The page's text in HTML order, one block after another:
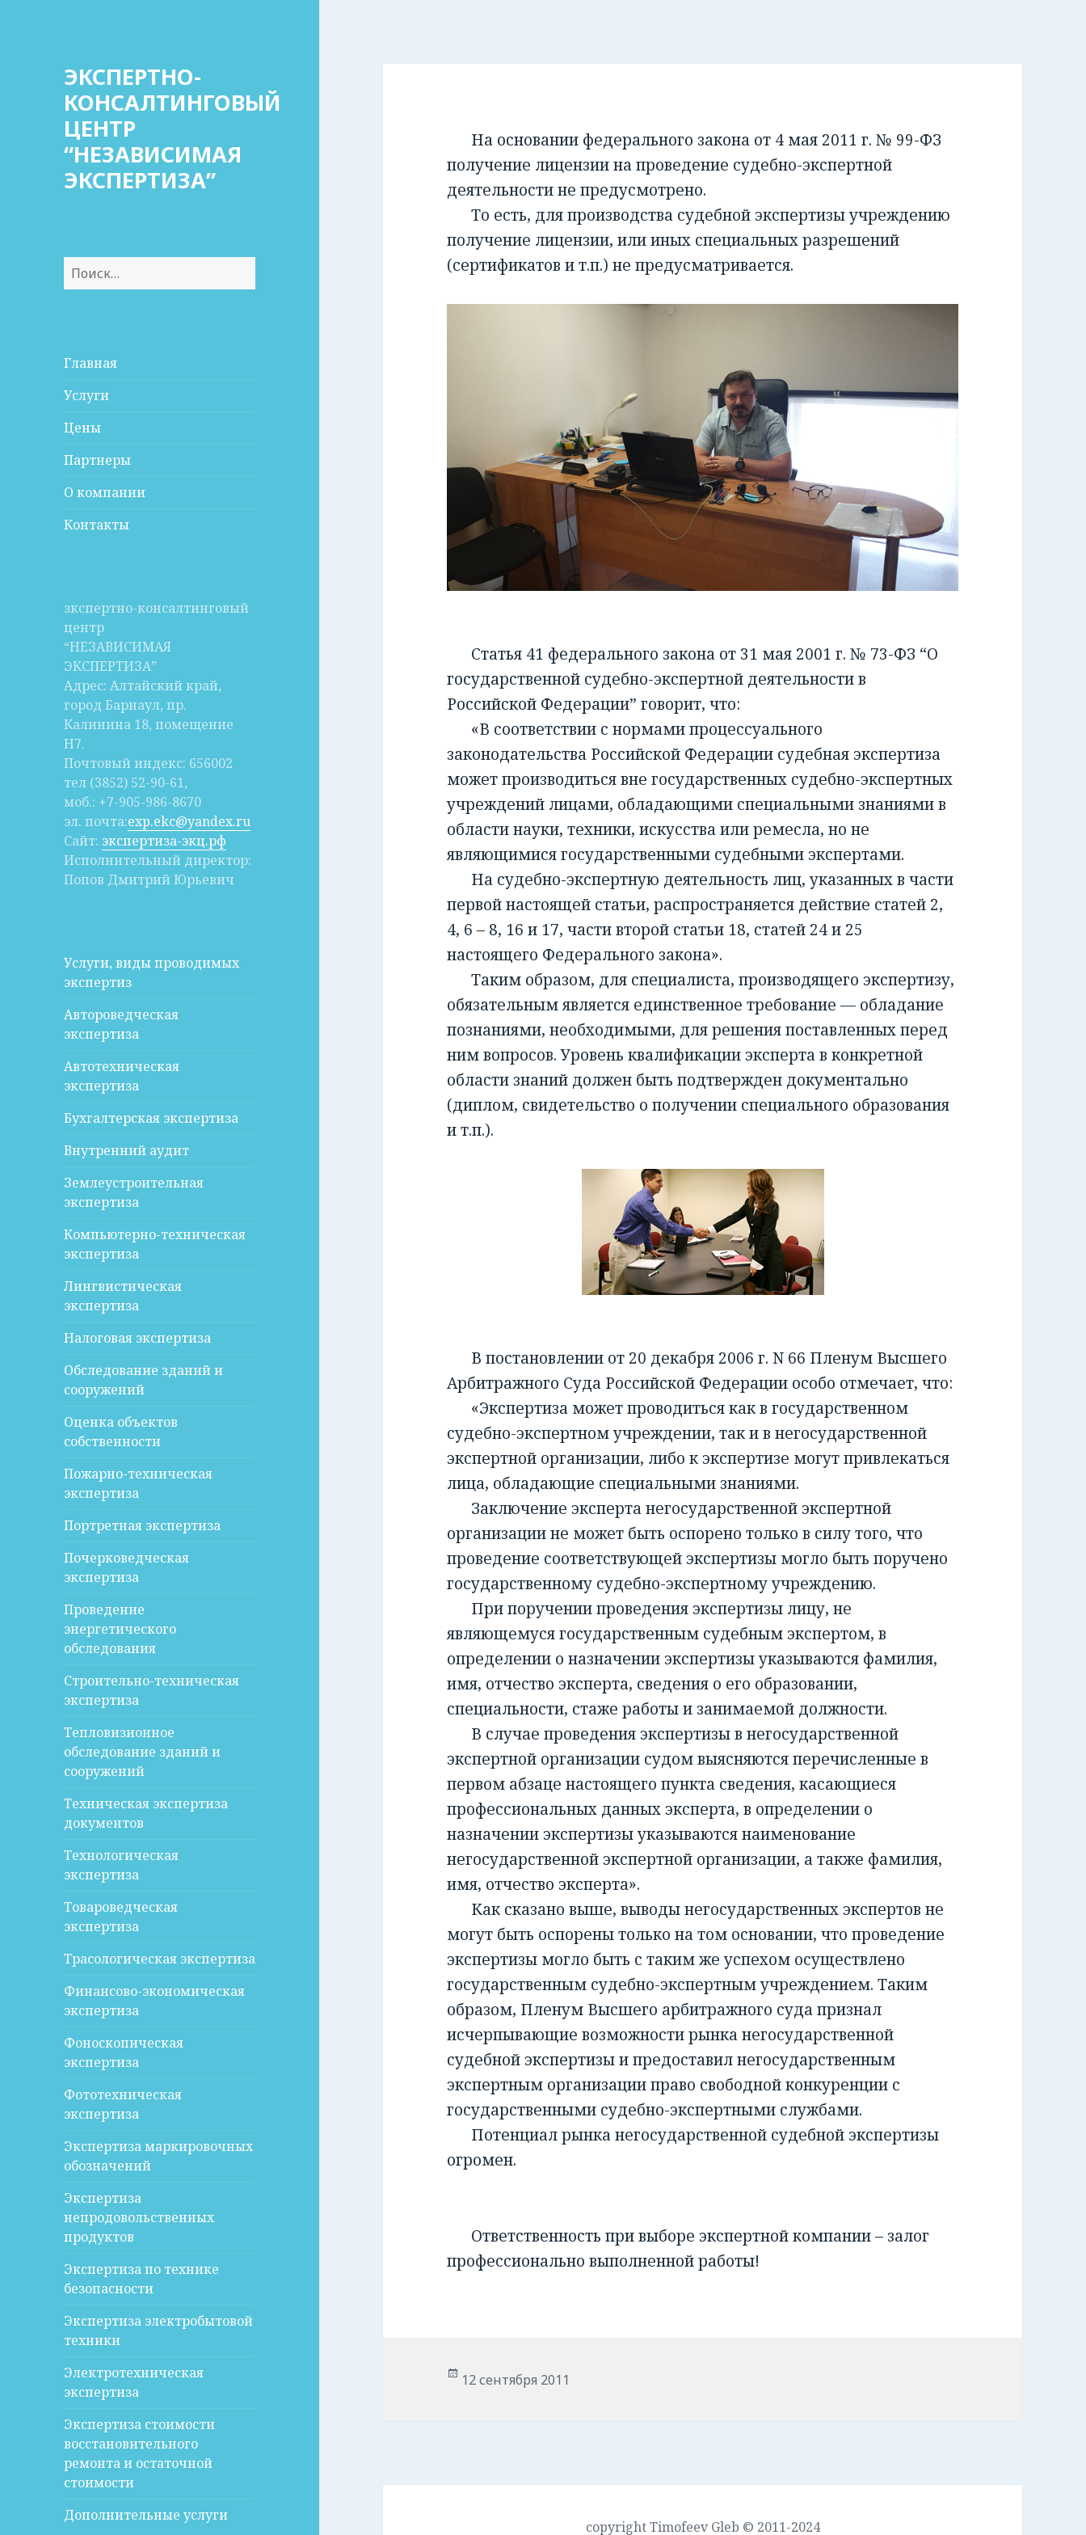
ЭКСПЕРТНО-
КОНСАЛТИНГОВЫЙ
ЦЕНТР
“НЕЗАВИСИМАЯ
ЭКСПЕРТИЗА”
Найти:
Главная
Услуги
Цены
Партнеры
О компании
Контакты
зкспертно-консалтинговый
центр
“НЕЗАВИСИМАЯ
ЭКСПЕРТИЗА”
Адрес: Алтайский край,
город Барнаул, пр.
Калинина 18, помещение
Н7.
Почтовый индекс: 656002
тел (3852) 52-90-61,
моб.: +7-905-986-8670
эл. почта:exp.ekc@yandex.ru
Сайт: экспертиза-экц.рф
Исполнительный директор:
Попов Дмитрий Юрьевич
Услуги, виды проводимых
экспертиз
Автороведческая
экспертиза
Автотехническая
экспертиза
Бухгалтерская экспертиза
Внутренний аудит
Землеустроительная
экспертиза
Компьютерно-техническая
экспертиза
Лингвистическая
экспертиза
Налоговая экспертиза
Обследование зданий и
сооружений
Оценка объектов
собственности
Пожарно-техническая
экспертиза
Портретная экспертиза
Почерковедческая
экспертиза
Проведение
энергетического
обследования
Строительно-техническая
экспертиза
Тепловизионное
обследование зданий и
сооружений
Техническая экспертиза
документов
Технологическая
экспертиза
Товароведческая
экспертиза
Трасологическая экспертиза
Финансово-экономическая
экспертиза
Фоноскопическая
экспертиза
Фототехническая
экспертиза
Экспертиза маркировочных
обозначений
Экспертиза
непродовольственных
продуктов
Экспертиза по технике
безопасности
Экспертиза электробытовой
техники
Электротехническая
экспертиза
Экспертиза стоимости
восстановительного
ремонта и остаточной
стоимости
Дополнительные услуги
На основании федерального закона от 4 мая 2011 г. № 99-ФЗ
получение лицензии на проведение судебно-экспертной
деятельности не предусмотрено.
То есть, для производства судебной экспертизы учреждению
получение лицензии, или иных специальных разрешений
(сертификатов и т.п.) не предусматривается.
Статья 41 федерального закона от 31 мая 2001 г. № 73-ФЗ “О
государственной судебно-экспертной деятельности в
Российской Федерации” говорит, что:
«В соответствии с нормами процессуального
законодательства Российской Федерации судебная экспертиза
может производиться вне государственных судебно-экспертных
учреждений лицами, обладающими специальными знаниями в
области науки, техники, искусства или ремесла, но не
являющимися государственными судебными экспертами.
На судебно-экспертную деятельность лиц, указанных в части
первой настоящей статьи, распространяется действие статей 2,
4, 6 – 8, 16 и 17, части второй статьи 18, статей 24 и 25
настоящего Федерального закона».
Таким образом, для специалиста, производящего экспертизу,
обязательным является единственное требование — обладание
познаниями, необходимыми, для решения поставленных перед
ним вопросов. Уровень квалификации эксперта в конкретной
области знаний должен быть подтвержден документально
(диплом, свидетельство о получении специального образования
и т.п.).
В постановлении от 20 декабря 2006 г. N 66 Пленум Высшего
Арбитражного Суда Российской Федерации особо отмечает, что:
«Экспертиза может проводиться как в государственном
судебно-экспертном учреждении, так и в негосударственной
экспертной организации, либо к экспертизе могут привлекаться
лица, обладающие специальными знаниями.
Заключение эксперта негосударственной экспертной
организации не может быть оспорено только в силу того, что
проведение соответствующей экспертизы могло быть поручено
государственному судебно-экспертному учреждению.
При поручении проведения экспертизы лицу, не
являющемуся государственным судебным экспертом, в
определении о назначении экспертизы указываются фамилия,
имя, отчество эксперта, сведения о его образовании,
специальности, стаже работы и занимаемой должности.
В случае проведения экспертизы в негосударственной
экспертной организации судом выясняются перечисленные в
первом абзаце настоящего пункта сведения, касающиеся
профессиональных данных эксперта, в определении о
назначении экспертизы указываются наименование
негосударственной экспертной организации, а также фамилия,
имя, отчество эксперта».
Как сказано выше, выводы негосударственных экспертов не
могут быть оспорены только на том основании, что проведение
экспертизы могло быть с таким же успехом осуществлено
государственным судебно-экспертным учреждением. Таким
образом, Пленум Высшего арбитражного суда признал
исчерпывающие возможности рынка негосударственной
судебной экспертизы и предоставил негосударственным
экспертным организации право свободной конкуренции с
государственными судебно-экспертными службами.
Потенциал рынка негосударственной судебной экспертизы
огромен.
Ответственность при выборе экспертной компании – залог
профессионально выполненной работы!
Опубликовано
12 сентября 2011
copyright Timofeev Gleb © 2011-2024